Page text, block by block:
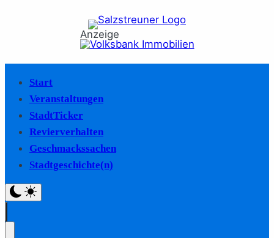
Anzeige
Start
Veranstaltungen
StadtTicker
Revierverhalten
Geschmackssachen
Stadtgeschichte(n)